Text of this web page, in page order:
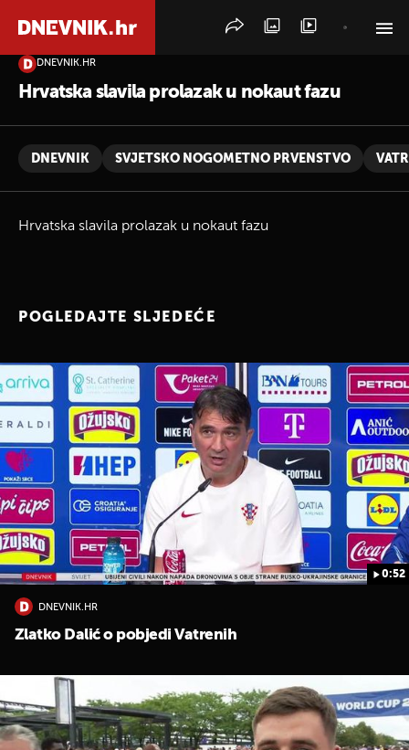
DNEVNIK.HR
Hrvatska slavila prolazak u nokaut fazu
DNEVNIK SVJETSKO NOGOMETNO PRVENSTVO
Hrvatska slavila prolazak u nokaut fazu
POGLEDAJTE SLJEDEĆE
0:52
DNEVNIK.HR
Zlatko Dalić o pobjedi Vatrenih
PRETRAŽITE VIJESTI